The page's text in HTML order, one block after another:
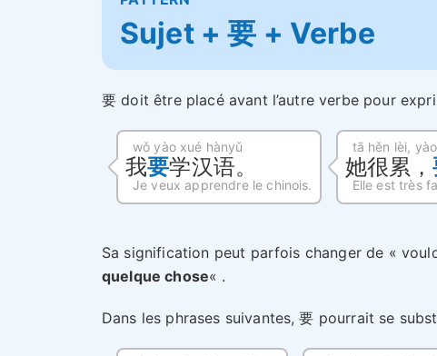
Sujet + 要 + Verbe
要 doit être placé avant l’autre verbe pour
wǒ yào xué hànyǔ
我要学汉语。
Je veux apprendre le chinois.
tā hěn lèi,
她很累，
Elle est très
Sa signification peut parfois changer de «
quelque chose« .
Dans les phrases suivantes, 要 pourrait se